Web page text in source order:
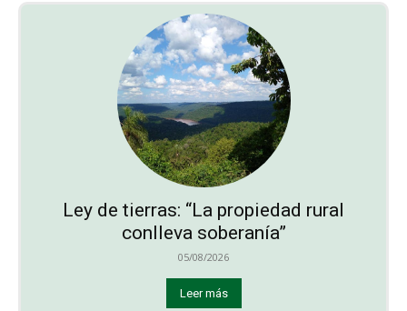
Ley de tierras: “La propiedad rural
conlleva soberanía”
05/08/2026
Leer más